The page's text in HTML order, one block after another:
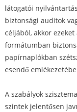
látogatói
biztonsági auditok
céljából, akkor
formátumban
papírnaplókban
esendő
A szabályok
szintek jelentősen